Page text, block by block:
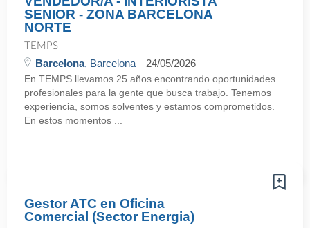
SENIOR - ZONA BARCELONA
NORTE
TEMPS
Barcelona, Barcelona 24/05/2026
En TEMPS llevamos 25 años encontrando oportunidades
profesionales para la gente que busca trabajo. Tenemos
experiencia, somos solventes y estamos comprometidos.
En estos momentos ...
Gestor ATC en Oficina
Comercial (Sector Energia)